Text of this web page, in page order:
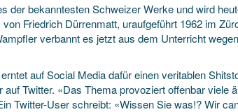
der bekanntesten Schweizer Werke und wird
Friedrich Dürrenmatt, uraufgeführt 1962 im
verbannt es jetzt aus dem Unterricht
auf Social Media dafür einen veritablen
auf Twitter. «Das Thema provoziert offenbar viele
Twitter-User schreibt: «Wissen Sie was!? Wir